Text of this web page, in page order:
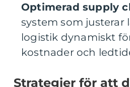
Optimerad supply
system som justerar
logistik dynamiskt
kostnader och
Strategier för att